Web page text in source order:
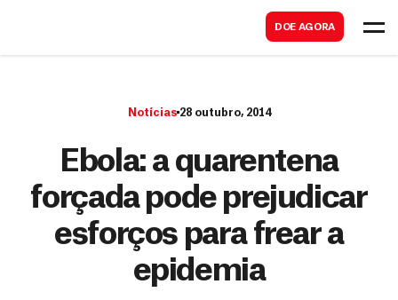
DOE AGORA
Notícias 28 outubro, 2014
Ebola: a quarentena
forçada pode prejudicar
esforços para frear a
epidemia
a